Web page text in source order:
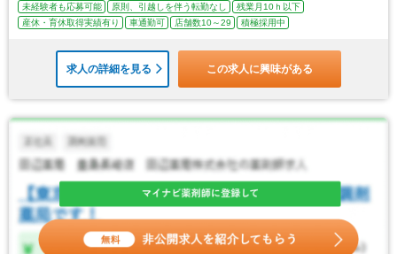
未経験者も応募可能 原則、引越しを伴う転勤なし
残業月10ｈ以下
産休・育休取得実績有り
車通勤可 店舗数10～29 積極採用中
求人の詳細を見る この求人に興味がある